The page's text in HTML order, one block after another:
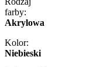
farby:
Akrylowa
Kolor:
Niebieski